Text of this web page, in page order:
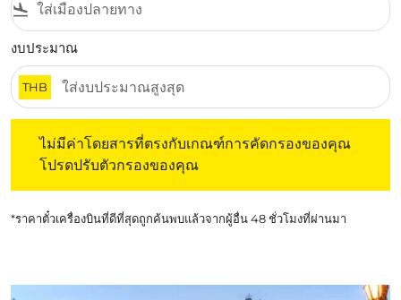
flight_land
งบประมาณ
THB
ไม่มีค่าโดยสารที่ตรงกับเกณฑ์การคัดกรองของคุณ
โปรดปรับตัวกรองของคุณ
*ราคาตั๋วเครื่องบินที่ดีที่สุดถูกค้นพบแล้วจากผู้อื่น 48 ชั่วโมงที่ผ่านมา